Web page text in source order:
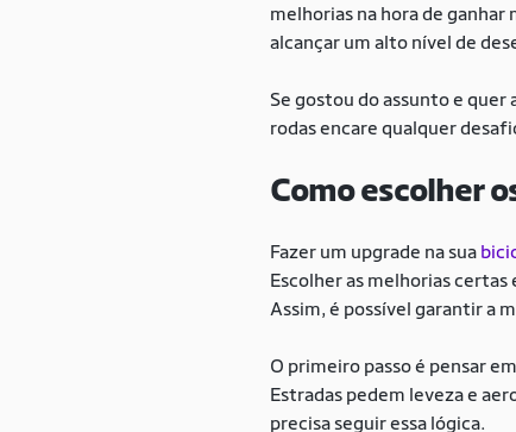
melhorias na hora de
alcançar um alto nível de
Se gostou do assunto e
rodas encare qualquer
Como escolher
Fazer um upgrade na sua
Escolher as melhorias
Assim, é possível garantir a
O primeiro passo é pensar
Estradas pedem leveza e
precisa seguir essa lógica.